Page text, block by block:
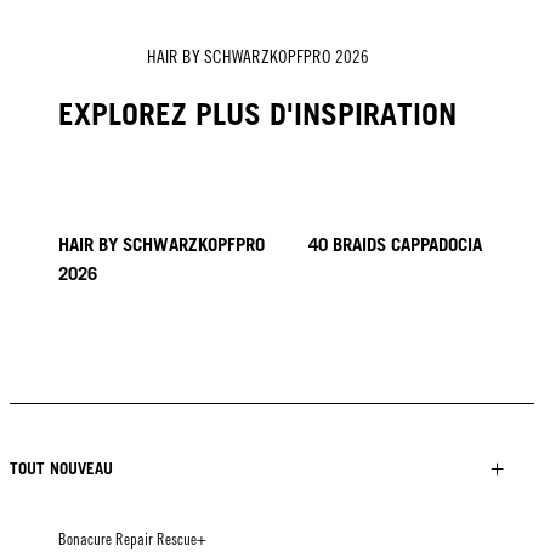
HAIR BY SCHWARZKOPFPRO 2026
EXPLOREZ PLUS D'INSPIRATION
HAIR BY SCHWARZKOPFPRO
2026
40 BRAIDS CAPPADOCIA
TUSH
TOUT NOUVEAU
Bonacure Repair Rescue+